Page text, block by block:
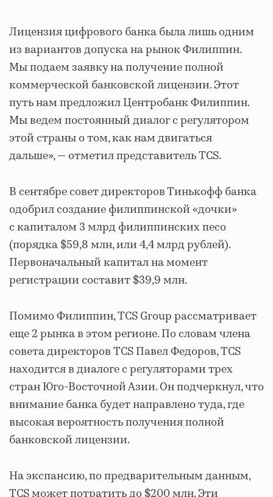
Лицензия цифрового банка была лишь одним
из вариантов допуска на рынок Филиппин.
Мы подаем заявку на получение полной
коммерческой банковской лицензии. Этот
путь нам предложил Центробанк Филиппин.
Мы ведем постоянный диалог с регулятором
этой страны о том, как нам двигаться
дальше», — отметил представитель TCS.
В сентябре совет директоров Тинькофф банка
одобрил создание филиппинской «дочки»
с капиталом 3 млрд филиппинских песо
(порядка $59,8 млн, или 4,4 млрд рублей).
Первоначальный капитал на момент
регистрации составит $39,9 млн.
Помимо Филиппин, TCS Group рассматривает
еще 2 рынка в этом регионе. По словам члена
совета директоров TCS Павел Федоров, TCS
находится в диалоге с регуляторами трех
стран Юго-Восточной Азии. Он подчеркнул, что
внимание банка будет направлено туда, где
высокая вероятность получения полной
банковской лицензии.
На экспансию, по предварительным данным,